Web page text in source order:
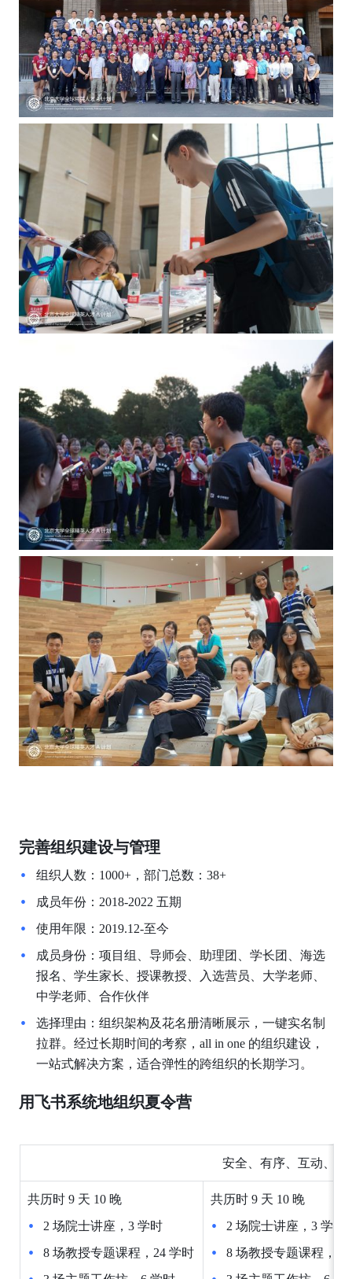
完善组织建设与管理
组织人数：1000+，部门总数：38+
成员年份：2018-2022 五期
使用年限：2019.12-至今
成员身份：项目组、导师会、助理团、学长团、海选
报名、学生家长、授课教授、入选营员、大学老师、
中学老师、合作伙伴
选择理由：组织架构及花名册清晰展示，一键实名制
拉群。经过长期时间的考察，all in one 的组织建设，
一站式解决方案，适合弹性的跨组织的长期学习。
用飞书系统地组织夏令营
安全、有序、互动、有
共历时 9 天 10 晚
2 场院士讲座，3 学时
8 场教授专题课程，24 学时
共历时 9 天 10 晚
2 场院士讲座，3 学时
8 场教授专题课程，24